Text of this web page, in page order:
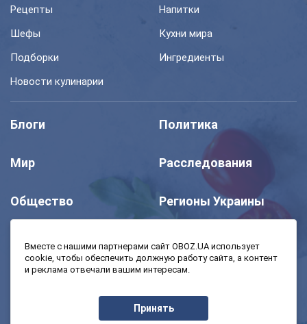
Рецепты
Напитки
Шефы
Кухни мира
Подборки
Ингредиенты
Новости кулинарии
Блоги Политика
Мир Расследования
Общество Регионы Украины
Моя школа Авто
Экономика
Вместе с нашими партнерами сайт OBOZ.UA использует
cookie, чтобы обеспечить должную работу сайта, а контент
и реклама отвечали вашим интересам.
Принять